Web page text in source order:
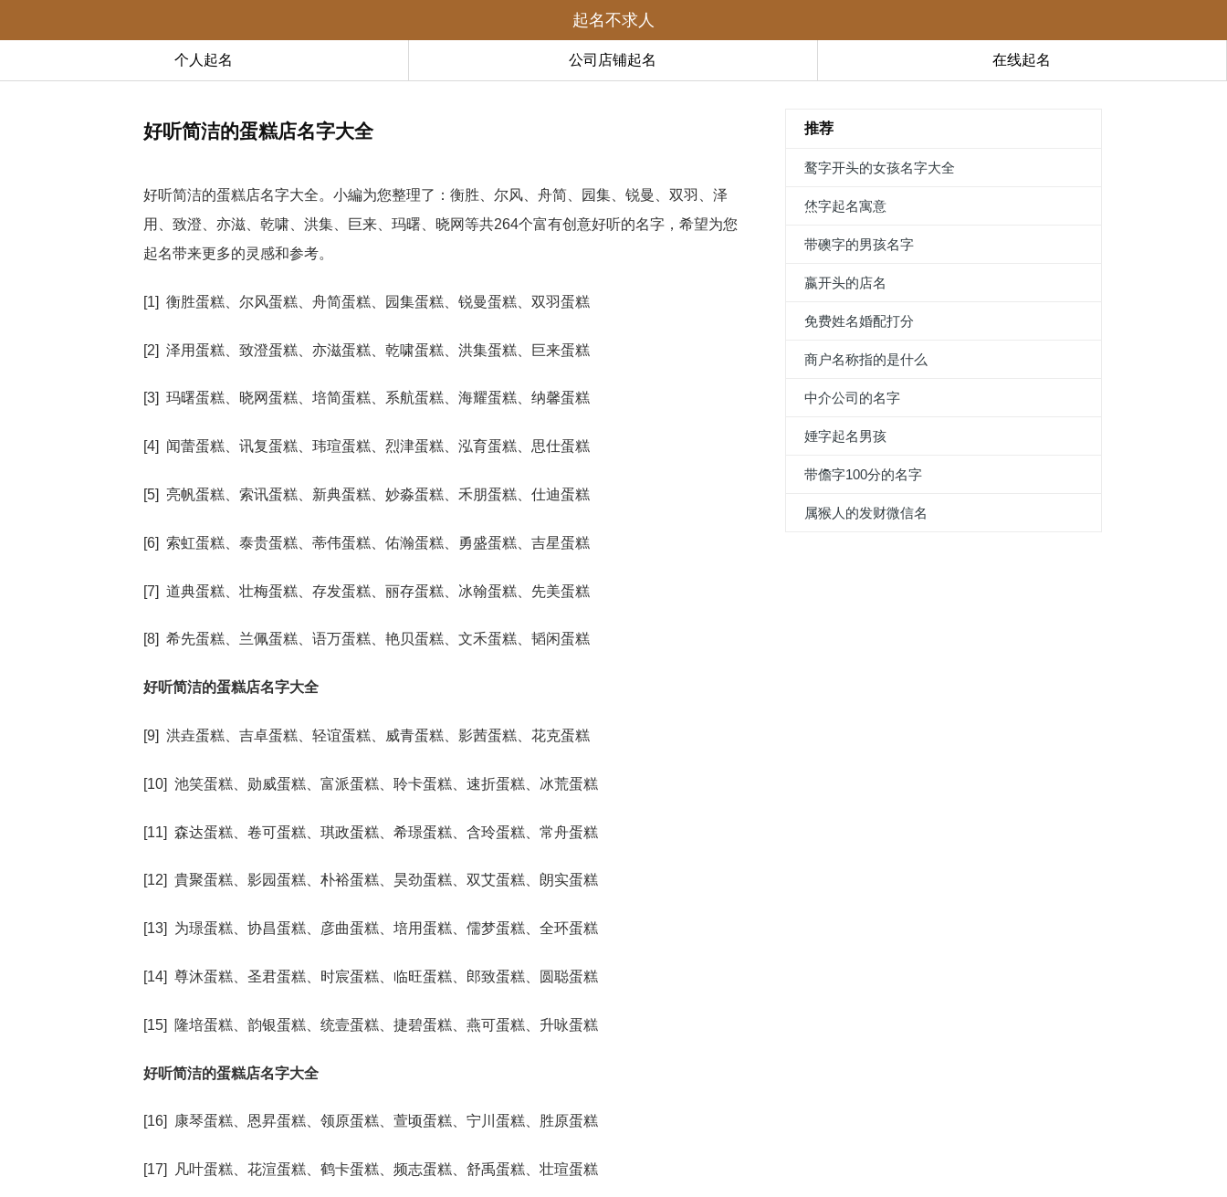
起名不求人
个人起名 公司店铺起名 在线起名
好听简洁的蛋糕店名字大全
好听简洁的蛋糕店名字大全。小編为您整理了：衡胜、尔风、舟简、园集、锐曼、双羽、泽
用、致澄、亦滋、乾啸、洪集、巨来、玛曙、晓网等共264个富有创意好听的名字，希望为您
起名带来更多的灵感和参考。
[1] 衡胜蛋糕、尔风蛋糕、舟简蛋糕、园集蛋糕、锐曼蛋糕、双羽蛋糕
[2] 泽用蛋糕、致澄蛋糕、亦滋蛋糕、乾啸蛋糕、洪集蛋糕、巨来蛋糕
[3] 玛曙蛋糕、晓网蛋糕、培简蛋糕、系航蛋糕、海耀蛋糕、纳馨蛋糕
[4] 闻蕾蛋糕、讯复蛋糕、玮瑄蛋糕、烈津蛋糕、泓育蛋糕、思仕蛋糕
[5] 亮帆蛋糕、索讯蛋糕、新典蛋糕、妙淼蛋糕、禾朋蛋糕、仕迪蛋糕
[6] 索虹蛋糕、泰贵蛋糕、蒂伟蛋糕、佑瀚蛋糕、勇盛蛋糕、吉星蛋糕
[7] 道典蛋糕、壮梅蛋糕、存发蛋糕、丽存蛋糕、冰翰蛋糕、先美蛋糕
[8] 希先蛋糕、兰佩蛋糕、语万蛋糕、艳贝蛋糕、文禾蛋糕、韬闲蛋糕
好听简洁的蛋糕店名字大全
[9] 洪垚蛋糕、吉卓蛋糕、轻谊蛋糕、威青蛋糕、影茜蛋糕、花克蛋糕
[10] 池笑蛋糕、勋威蛋糕、富派蛋糕、聆卡蛋糕、速折蛋糕、冰荒蛋糕
[11] 森达蛋糕、卷可蛋糕、琪政蛋糕、希璟蛋糕、含玲蛋糕、常舟蛋糕
[12] 貴聚蛋糕、影园蛋糕、朴裕蛋糕、昊劲蛋糕、双艾蛋糕、朗实蛋糕
[13] 为璟蛋糕、协昌蛋糕、彦曲蛋糕、培用蛋糕、儒梦蛋糕、全环蛋糕
[14] 尊沐蛋糕、圣君蛋糕、时宸蛋糕、临旺蛋糕、郎致蛋糕、圆聪蛋糕
[15] 隆培蛋糕、韵银蛋糕、统壹蛋糕、捷碧蛋糕、燕可蛋糕、升咏蛋糕
好听简洁的蛋糕店名字大全
[16] 康琴蛋糕、恩昇蛋糕、领原蛋糕、萱顷蛋糕、宁川蛋糕、胜原蛋糕
[17] 凡叶蛋糕、花渲蛋糕、鹤卡蛋糕、频志蛋糕、舒禹蛋糕、壮瑄蛋糕
推荐
鹜字开头的女孩名字大全
烋字起名寓意
带礇字的男孩名字
嬴开头的店名
免费姓名婚配打分
商户名称指的是什么
中介公司的名字
娷字起名男孩
带儋字100分的名字
属猴人的发财微信名